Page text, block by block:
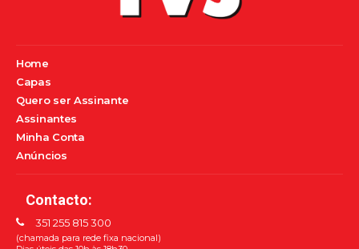
Home
Capas
Quero ser Assinante
Assinantes
Minha Conta
Anúncios
Contacto:
351 255 815 300
(chamada para rede fixa nacional)